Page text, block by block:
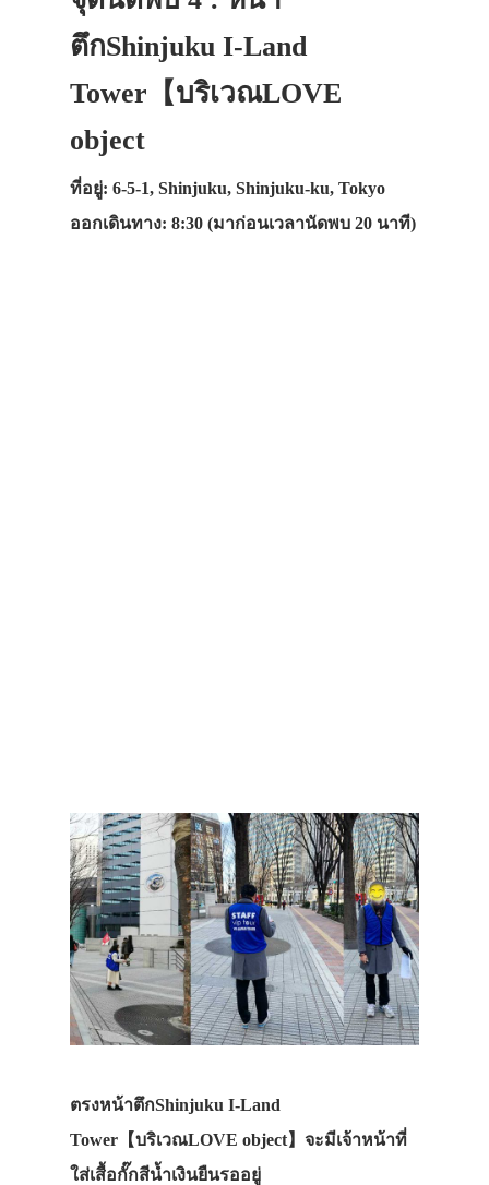
ตึกShinjuku I-Land
Tower【บริเวณLOVE
object
ที่อยู่: 6-5-1, Shinjuku, Shinjuku-ku, Tokyo
ออกเดินทาง: 8:30 (มาก่อนเวลานัดพบ 20 นาที)
ตรงหน้าตึกShinjuku I-Land
Tower【บริเวณLOVE object】จะมีเจ้าหน้าที่
ใส่เสื้อกั๊กสีน้ำเงินยืนรออยู่